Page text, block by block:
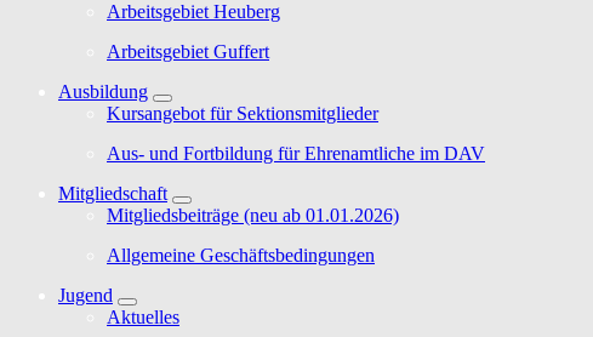
Arbeitsgebiet Heuberg
Arbeitsgebiet Guffert
Ausbildung
Kursangebot für Sektionsmitglieder
Aus- und Fortbildung für Ehrenamtliche im DAV
Mitgliedschaft
Mitgliedsbeiträge (neu ab 01.01.2026)
Allgemeine Geschäftsbedingungen
Jugend
Aktuelles